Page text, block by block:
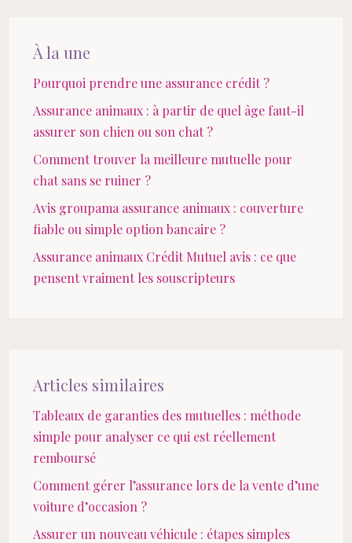
À la une
Pourquoi prendre une assurance crédit ?
Assurance animaux : à partir de quel âge faut-il
assurer son chien ou son chat ?
Comment trouver la meilleure mutuelle pour
chat sans se ruiner ?
Avis groupama assurance animaux : couverture
fiable ou simple option bancaire ?
Assurance animaux Crédit Mutuel avis : ce que
pensent vraiment les souscripteurs
Articles similaires
Tableaux de garanties des mutuelles : méthode
simple pour analyser ce qui est réellement
remboursé
Comment gérer l’assurance lors de la vente d’une
voiture d’occasion ?
Assurer un nouveau véhicule : étapes simples